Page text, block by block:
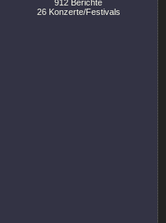
912 Berichte
26 Konzerte/Festivals